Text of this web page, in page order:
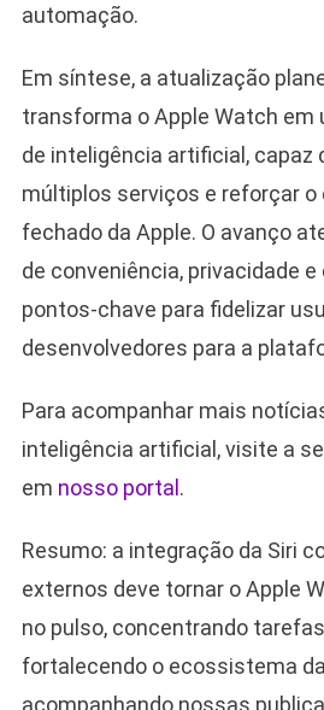
automação.
Em síntese, a atualização
transforma o Apple Watch em
de inteligência artificial, capaz
múltiplos serviços e reforçar
fechado da Apple. O avanço
de conveniência, privacidade
pontos-chave para fidelizar
desenvolvedores para a
Para acompanhar mais
inteligência artificial, visite a
em nosso portal.
Resumo: a integração da Siri
externos deve tornar o Apple
no pulso, concentrando
fortalecendo o ecossistema
acompanhando nossas